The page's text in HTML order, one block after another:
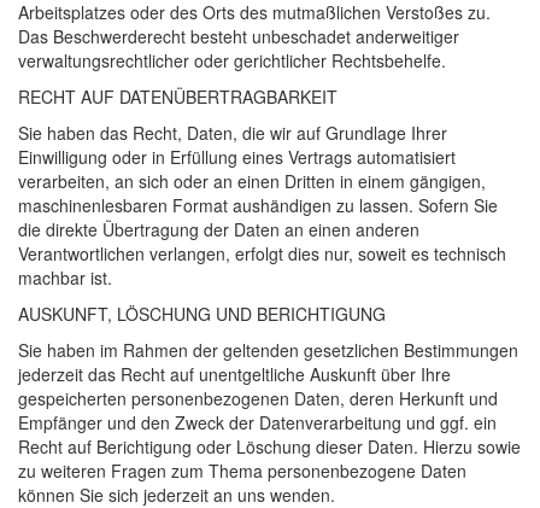
Arbeitsplatzes oder des Orts des mutmaßlichen Verstoßes zu.
Das Beschwerderecht besteht unbeschadet anderweitiger
verwaltungsrechtlicher oder gerichtlicher Rechtsbehelfe.
RECHT AUF DATEN­ÜBERTRAG­BARKEIT
Sie haben das Recht, Daten, die wir auf Grundlage Ihrer
Einwilligung oder in Erfüllung eines Vertrags automatisiert
verarbeiten, an sich oder an einen Dritten in einem gängigen,
maschinenlesbaren Format aushändigen zu lassen. Sofern Sie
die direkte Übertragung der Daten an einen anderen
Verantwortlichen verlangen, erfolgt dies nur, soweit es technisch
machbar ist.
AUSKUNFT, LÖSCHUNG UND BERICHTIGUNG
Sie haben im Rahmen der geltenden gesetzlichen Bestimmungen
jederzeit das Recht auf unentgeltliche Auskunft über Ihre
gespeicherten personenbezogenen Daten, deren Herkunft und
Empfänger und den Zweck der Datenverarbeitung und ggf. ein
Recht auf Berichtigung oder Löschung dieser Daten. Hierzu sowie
zu weiteren Fragen zum Thema personenbezogene Daten
können Sie sich jederzeit an uns wenden.